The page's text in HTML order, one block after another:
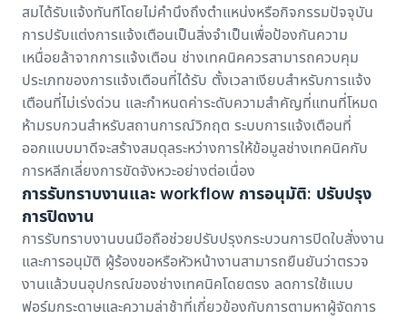
สมได้รับแจ้งทันทีโดยไม่คำนึงถึงตำแหน่งหรือกิจกรรมปัจจุบัน
การปรับแต่งการแจ้งเตือนเป็นสิ่งจำเป็นเพื่อป้องกันความ
เหนื่อยล้าจากการแจ้งเตือน ช่างเทคนิคควรสามารถควบคุม
ประเภทของการแจ้งเตือนที่ได้รับ ตั้งเวลาเงียบสำหรับการแจ้ง
เตือนที่ไม่เร่งด่วน และกำหนดค่าระดับความสำคัญที่แทนที่โหมด
ห้ามรบกวนสำหรับสถานการณ์วิกฤต ระบบการแจ้งเตือนที่
ออกแบบมาดีจะสร้างสมดุลระหว่างการให้ข้อมูลช่างเทคนิคกับ
การหลีกเลี่ยงการขัดจังหวะอย่างต่อเนื่อง
การรับทราบงานและ workflow การอนุมัติ: ปรับปรุง
การปิดงาน
การรับทราบงานบนมือถือช่วยปรับปรุงกระบวนการปิดใบสั่งงาน
และการอนุมัติ ผู้ร้องขอหรือหัวหน้างานสามารถยืนยันว่าตรวจ
งานแล้วบนอุปกรณ์ของช่างเทคนิคโดยตรง ลดการใช้แบบ
ฟอร์มกระดาษและความล่าช้าที่เกี่ยวข้องกับการตามหาผู้จัดการ